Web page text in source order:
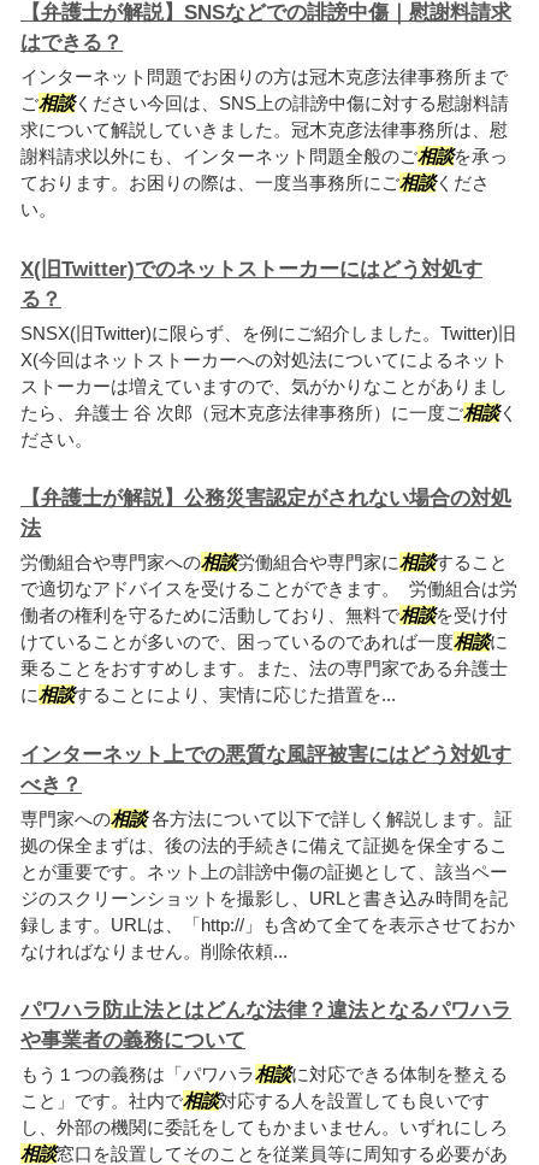
【弁護士が解説】SNSなどでの誹謗中傷｜慰謝料請求
はできる？
インターネット問題でお困りの方は冠木克彦法律事務所まで
ご相談ください今回は、SNS上の誹謗中傷に対する慰謝料請
求について解説していきました。冠木克彦法律事務所は、慰
謝料請求以外にも、インターネット問題全般のご相談を承っ
ております。お困りの際は、一度当事務所にご相談くださ
い。
X(旧Twitter)でのネットストーカーにはどう対処す
る？
SNSX(旧Twitter)に限らず、を例にご紹介しました。Twitter)旧
X(今回はネットストーカーへの対処法についてによるネット
ストーカーは増えていますので、気がかりなことがありまし
たら、弁護士 谷 次郎（冠木克彦法律事務所）に一度ご相談く
ださい。
【弁護士が解説】公務災害認定がされない場合の対処
法
労働組合や専門家への相談労働組合や専門家に相談すること
で適切なアドバイスを受けることができます。 労働組合は労
働者の権利を守るために活動しており、無料で相談を受け付
けていることが多いので、困っているのであれば一度相談に
乗ることをおすすめします。また、法の専門家である弁護士
に相談することにより、実情に応じた措置を...
インターネット上での悪質な風評被害にはどう対処す
べき？
専門家への相談各方法について以下で詳しく解説します。証
拠の保全まずは、後の法的手続きに備えて証拠を保全するこ
とが重要です。ネット上の誹謗中傷の証拠として、該当ペー
ジのスクリーンショットを撮影し、URLと書き込み時間を記
録します。URLは、「http://」も含めて全てを表示させておか
なければなりません。削除依頼...
パワハラ防止法とはどんな法律？違法となるパワハラ
や事業者の義務について
もう１つの義務は「パワハラ相談に対応できる体制を整える
こと」です。社内で相談対応する人を設置しても良いです
し、外部の機関に委託をしてもかまいません。いずれにしろ
相談窓口を設置してそのことを従業員等に周知する必要があ